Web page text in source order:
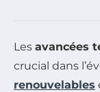
Les avancées
crucial dans
renouvelables